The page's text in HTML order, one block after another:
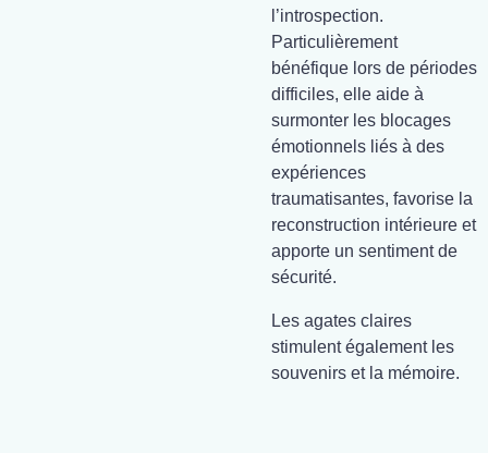
l’introspection.
Particulièrement
bénéfique lors de périodes
difficiles, elle aide à
surmonter les blocages
émotionnels liés à des
expériences
traumatisantes, favorise la
reconstruction intérieure et
apporte un sentiment de
sécurité.
Les agates claires
stimulent également les
souvenirs et la mémoire.